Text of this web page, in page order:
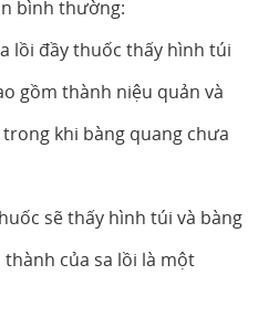
bình thường:
lồi đầy thuốc thấy hình túi
gồm thành niệu quản và
khi bàng quang chưa
sẽ thấy hình túi và bàng
của sa lồi là một